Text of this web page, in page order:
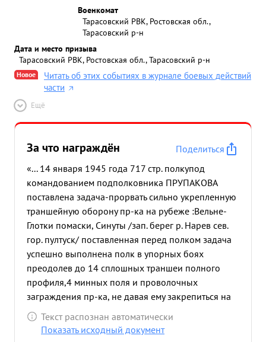
Военкомат
Тарасовский РВК, Ростовская обл.,
Тарасовский р-н
Дата и место призыва
Тарасовский РВК, Ростовская обл., Тарасовский р-н
Новое
Читать об этих событиях в журнале боевых действий
части
Ещё
За что награждён
Поделиться
«... 14 января 1945 года 717 стр. полкупод
командованием подполковника ПРУПАКОВА
поставлена задача-прорвать сильно укрепленную
траншейную оборону пр-ка на рубеже :Вельне-
Глотки помаски, Синуты /зап. берег р. Нарев сев.
гор. пултуск/ поставленная перед полком задача
успешно выполнена полк в упорных боях
преодолев до 14 сплошных траншеи полного
профиля,4 минных поля и проволочных
заграждения пр-ка, не давая ему закрепиться на
следующих рубежах к 17.1.45 года прошел до 60
клм. ,уничтожая живую силу и технику пр-ка,
Текст распознан автоматически
Показать исходный документ